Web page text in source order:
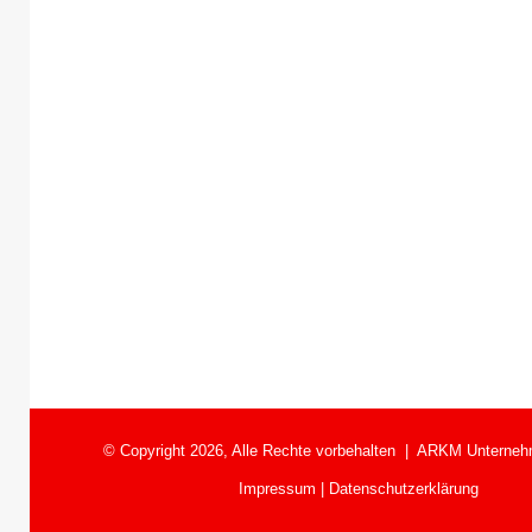
© Copyright 2026, Alle Rechte vorbehalten | ARKM
Impressum | Datenschutzerklärung